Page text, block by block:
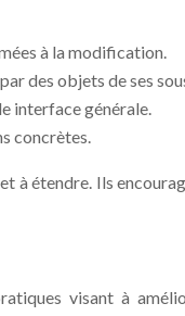
à la modification.
des objets de ses
interface générale.
concrètes.
étendre. Ils
visant à